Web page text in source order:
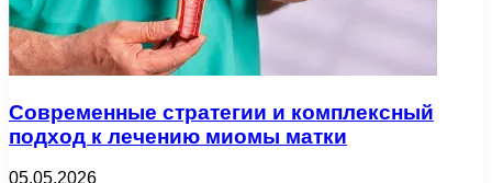
Современные стратегии и комплексный
подход к лечению миомы матки
05.05.2026